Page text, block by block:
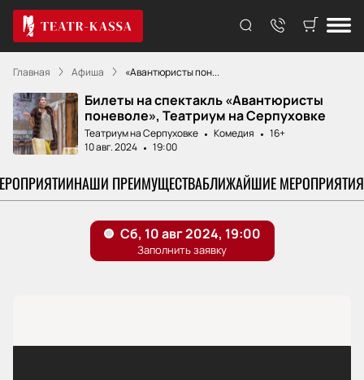
Главная Афиша «Авантюристы пон...
Билеты на спектакль «Авантюристы
поневоле», Театриум на Серпуховке
Театриум на Серпуховке Комедия
16+
10 авг. 2024
19:00
НАШИ ПРЕИМУЩЕСТВАБЛИЖАЙШИЕ МЕРОПРИЯТИЯ